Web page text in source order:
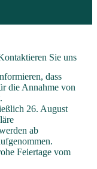
Sie uns
dass
die Annahme von
26. August
ab
Feiertage vom